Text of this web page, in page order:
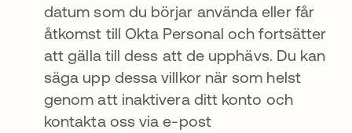
datum som du börjar använda eller får
åtkomst till Okta Personal och fortsätter
att gälla till dess att de upphävs. Du kan
säga upp dessa villkor när som helst
genom att inaktivera ditt konto och
kontakta oss via e-post